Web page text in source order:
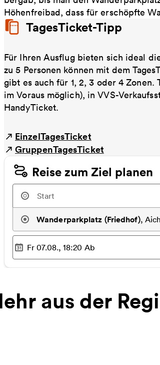
Höhenfreibad, dass für erschöpfte
TagesTicket-Tipp
Für Ihren Ausflug bieten sich ideal
zu 5 Personen können mit dem
gibt es auch für 1, 2, 3 oder 4 Zonen.
im Voraus möglich), in VVS-
HandyTicket.
EinzelTagesTicket
GruppenTagesTicket
Reise zum Ziel planen
Wanderparkplatz (Friedhof),
Ausgewählter Zeitpunkt
Fr 07.08., 18:20 Ab
aus der